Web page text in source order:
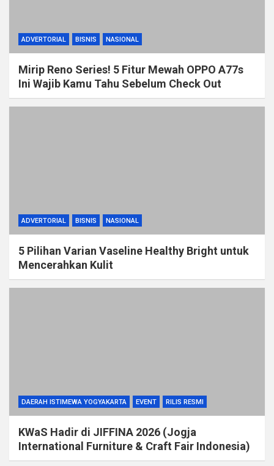
ADVERTORIAL BISNIS NASIONAL
Mirip Reno Series! 5 Fitur Mewah OPPO A77s
Ini Wajib Kamu Tahu Sebelum Check Out
ADVERTORIAL BISNIS NASIONAL
5 Pilihan Varian Vaseline Healthy Bright untuk
Mencerahkan Kulit
DAERAH ISTIMEWA YOGYAKARTA EVENT RILIS RESMI
KWaS Hadir di JIFFINA 2026 (Jogja
International Furniture & Craft Fair Indonesia)